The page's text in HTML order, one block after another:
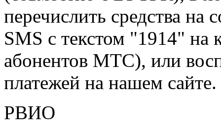
перечислить средства на
SMS с текстом "1914" на
абонентов МТС), или
платежей на нашем сайте.
РВИО